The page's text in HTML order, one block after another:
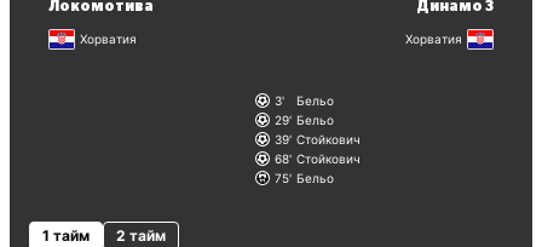
Локомотива
Хорватия
Динамо З
Хорватия
3
Бельо
29 Бельо
39 Стойкович
68 Стойкович
75 Бельо
1 тайм 2 тайм